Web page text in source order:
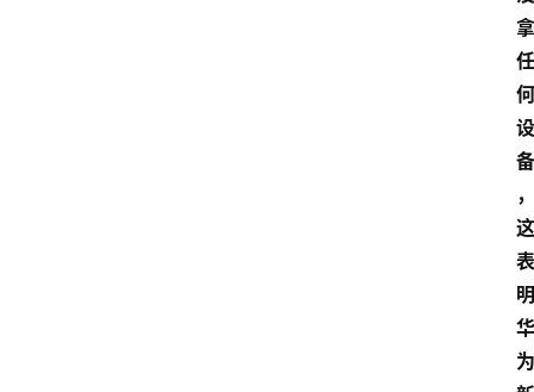
拿
任
何
设
备
，
这
表
明
华
为